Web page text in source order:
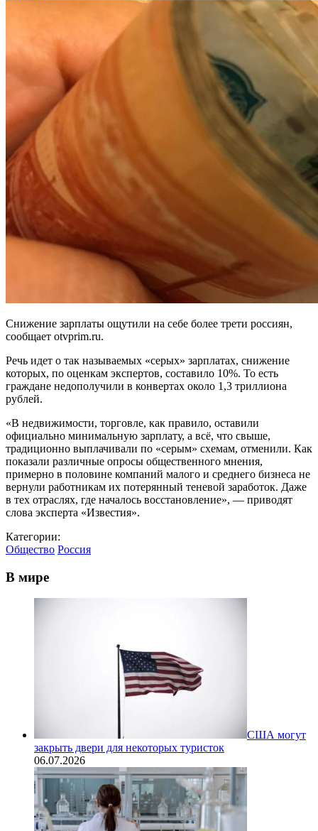
Снижение зарплаты ощутили на себе более трети россиян,
сообщает otvprim.ru.
Речь идет о так называемых «серых» зарплатах, снижение
которых, по оценкам экспертов, составило 10%. То есть
граждане недополучили в конвертах около 1,3 триллиона
рублей.
«В недвижимости, торговле, как правило, оставили
официально минимальную зарплату, а всё, что свыше,
традиционно выплачивали по «серым» схемам, отменили. Как
показали различные опросы общественного мнения,
примерно в половине компаний малого и среднего бизнеса не
вернули работникам их потерянный теневой заработок. Даже
в тех отраслях, где началось восстановление», — приводят
слова эксперта «Известия».
Категории:
Общество Россия
В мире
США могут
закрыть двери для некоторых туристок
06.07.2026